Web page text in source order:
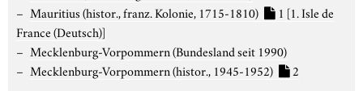
Mauritius (histor., franz. Kolonie, 1715-1810)
1 [1. Isle de
France (Deutsch)]
Mecklenburg-Vorpommern (Bundesland seit 1990)
Mecklenburg-Vorpommern (histor., 1945-1952)
2